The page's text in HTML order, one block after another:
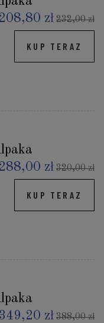
208,80 zł 232,00 zł
KUP TERAZ
288,00 zł 320,00 zł
KUP TERAZ
349,20 zł 388,00 zł